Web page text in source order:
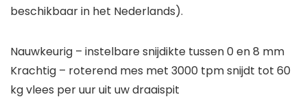
beschikbaar in het Nederlands).
Nauwkeurig – instelbare snijdikte tussen 0 en 8 mm
Krachtig – roterend mes met 3000 tpm snijdt tot 60
kg vlees per uur uit uw draaispit